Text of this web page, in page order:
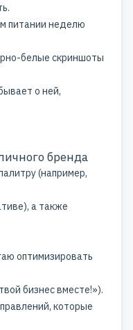
питании неделю
белые скриншоты
о ней,
бренда
(например,
а также
оптимизировать
бизнес вместе!»).
которые